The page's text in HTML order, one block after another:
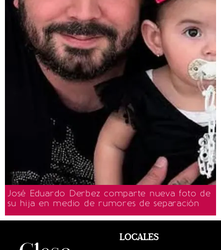
José Eduardo Derbez comparte nueva foto de
su hija en medio de rumores de separación
LOCALES